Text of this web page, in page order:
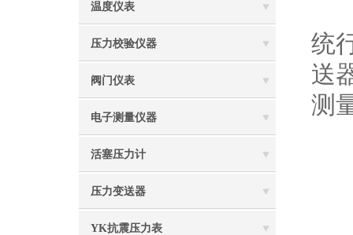
温度仪表
压力校验仪器
阀门仪表
电子测量仪器
活塞压力计
压力变送器
YK抗震压力表
统
送
测